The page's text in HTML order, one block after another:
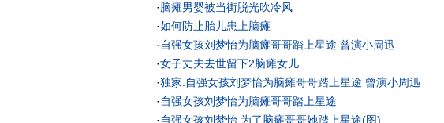
·脑瘫男婴被当街脱光吹冷风
·如何防止胎儿患上脑瘫
· 自强女孩刘梦怡为脑瘫哥哥踏上星途 曾演小周迅
·女子丈夫去世留下2脑瘫女儿
·独家:自强女孩刘梦怡为脑瘫哥哥踏上星途 曾演小周迅
· 自强女孩刘梦怡为脑瘫哥哥踏上星途
· 自强女孩刘梦怡 为了脑瘫哥哥她踏上星途(图)